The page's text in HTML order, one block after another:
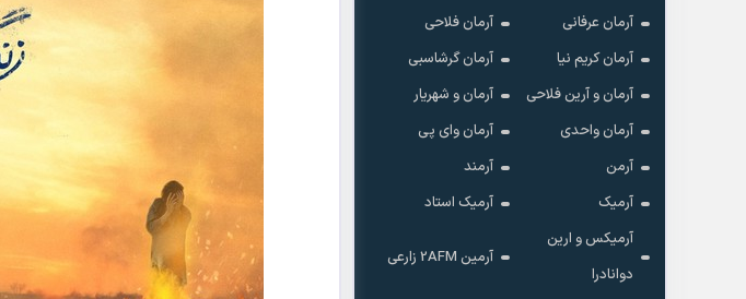
آرمان عرفانی
آرمان فلاحی
آرمان کریم نیا
آرمان گرشاسبی
آرمان و آرین فلاحی
آرمان و شهریار
آرمان واحدی
آرمان وای پی
آرمن
آرمند
آرمیک
آرمیک استاد
آرمیکس و ارین
دوانادرا
آرمین 2AFM زارعی